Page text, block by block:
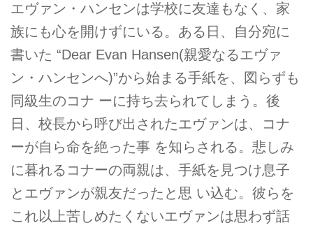
エヴァン・ハンセンは学校に友達もなく、家
族にも心を開けずにいる。ある日、自分宛に
書いた “Dear Evan Hansen(親愛なるエヴァ
ン・ハンセンへ)”から始まる手紙を、図らずも
同級生のコナ ーに持ち去られてしまう。後
日、校長から呼び出されたエヴァンは、コナ
ーが自ら命を絶った事 を知らされる。悲しみ
に暮れるコナーの両親は、手紙を見つけ息子
とエヴァンが親友だったと思 い込む。彼らを
これ以上苦しめたくないエヴァンは思わず話